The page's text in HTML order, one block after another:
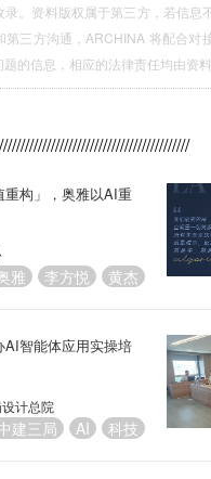
录。资料版权属于第三方，若信息
第三方沟通，ARCHINA 将配合对
的信息，相应的法律责任均由资料
重构」，奥雅以AI重
雅 李方悦 黄杰
智能体应用实操培
计总院
建三局 AI 科技